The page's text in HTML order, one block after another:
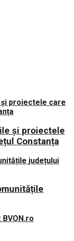
și proiectele
Constanța